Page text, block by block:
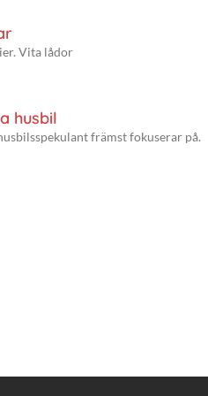
Vita lådor
husbil
främst fokuserar på.